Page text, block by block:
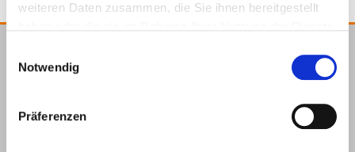
weiteren Daten zusammen, die Sie ihnen bereitgestellt
Notwendig
Präferenzen
E.u.r.o.Tec GmbH
dem
Hagen